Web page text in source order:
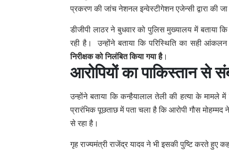
प्रकरण की जांच नेशनल इन्वेस्टीगेशन एजेन्सी द्वारा की जा
डीजीपी लाठर ने बुधवार को पुलिस मुख्यालय में बताया
रही है। उन्होंने बताया कि परिस्थिति का सही
निरीक्षक को निलंबित किया गया है।
आरोपियों का पाकिस्तान से
उन्होंने बताया कि कन्हैयालाल तेली की हत्या के मामले
प्रारंभिक पूछताछ में पता चला है कि आरोपी गौस
से रहा है।
गृह राज्यमंत्री राजेंद्र यादव ने भी इसकी पुष्टि करते हुए